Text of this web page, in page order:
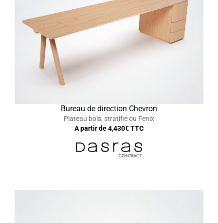
Bureau de direction Chevron
Plateau bois, stratifié ou Fenix
A partir de4,430€ TTC